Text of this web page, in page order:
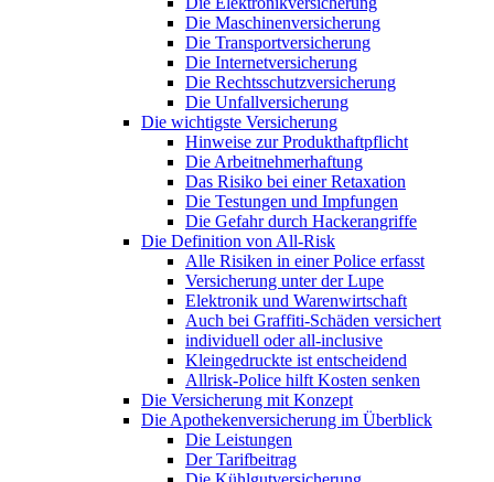
Die Maschinenversicherung
Die Transportversicherung
Die Internetversicherung
Die Rechtsschutzversicherung
Die Unfallversicherung
Die wichtigste Versicherung
Hinweise zur Produkthaftpflicht
Die Arbeitnehmerhaftung
Das Risiko bei einer Retaxation
Die Testungen und Impfungen
Die Gefahr durch Hackerangriffe
Die Definition von All-Risk
Alle Risiken in einer Police erfasst
Versicherung unter der Lupe
Elektronik und Warenwirtschaft
Auch bei Graffiti-Schäden versichert
individuell oder all-inclusive
Kleingedruckte ist entscheidend
Allrisk-Police hilft Kosten senken
Die Versicherung mit Konzept
Die Apothekenversicherung im Überblick
Die Leistungen
Der Tarifbeitrag